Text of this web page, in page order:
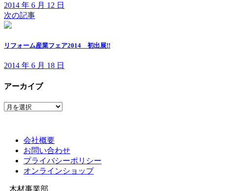
2014 年 6 月 12 日
次の記事
リフォーム産業フェア2014 初出展!!
2014 年 6 月 18 日
アーカイブ
ア
会社概要
お問い合わせ
プライバシーポリシー
オンラインショップ
木材事業部